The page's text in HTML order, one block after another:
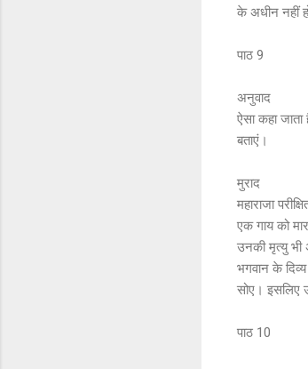
के अधीन नहीं
पाठ 9
अनुवाद
ऐसा कहा
बताएं।
मुराद
महाराजा
एक गाय को
उनकी मृत्यु भी
भगवान के
सोए। इसलिए
पाठ 10